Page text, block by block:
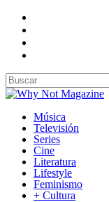
Música
Televisión
Series
Cine
Literatura
Lifestyle
Feminismo
+ Cultura